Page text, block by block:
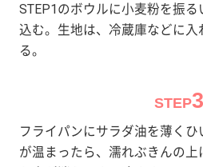
STEP1のボウルに小麦粉を振
込む。生地は、冷蔵庫などに入
る。
STEP3
フライパンにサラダ油を薄く
が温まったら、濡れぶきんの